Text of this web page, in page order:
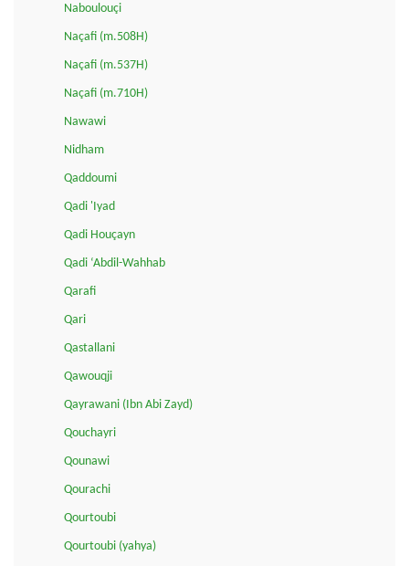
Naboulouçi
Naçafi (m.508H)
Naçafi (m.537H)
Naçafi (m.710H)
Nawawi
Nidham
Qaddoumi
Qadi 'Iyad
Qadi Houçayn
Qadi ‘Abdil-Wahhab
Qarafi
Qari
Qastallani
Qawouqji
Qayrawani (Ibn Abi Zayd)
Qouchayri
Qounawi
Qourachi
Qourtoubi
Qourtoubi (yahya)